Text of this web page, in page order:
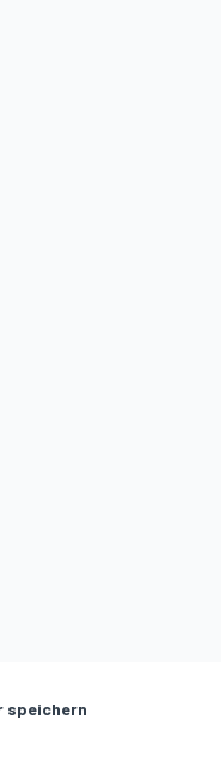
speichern